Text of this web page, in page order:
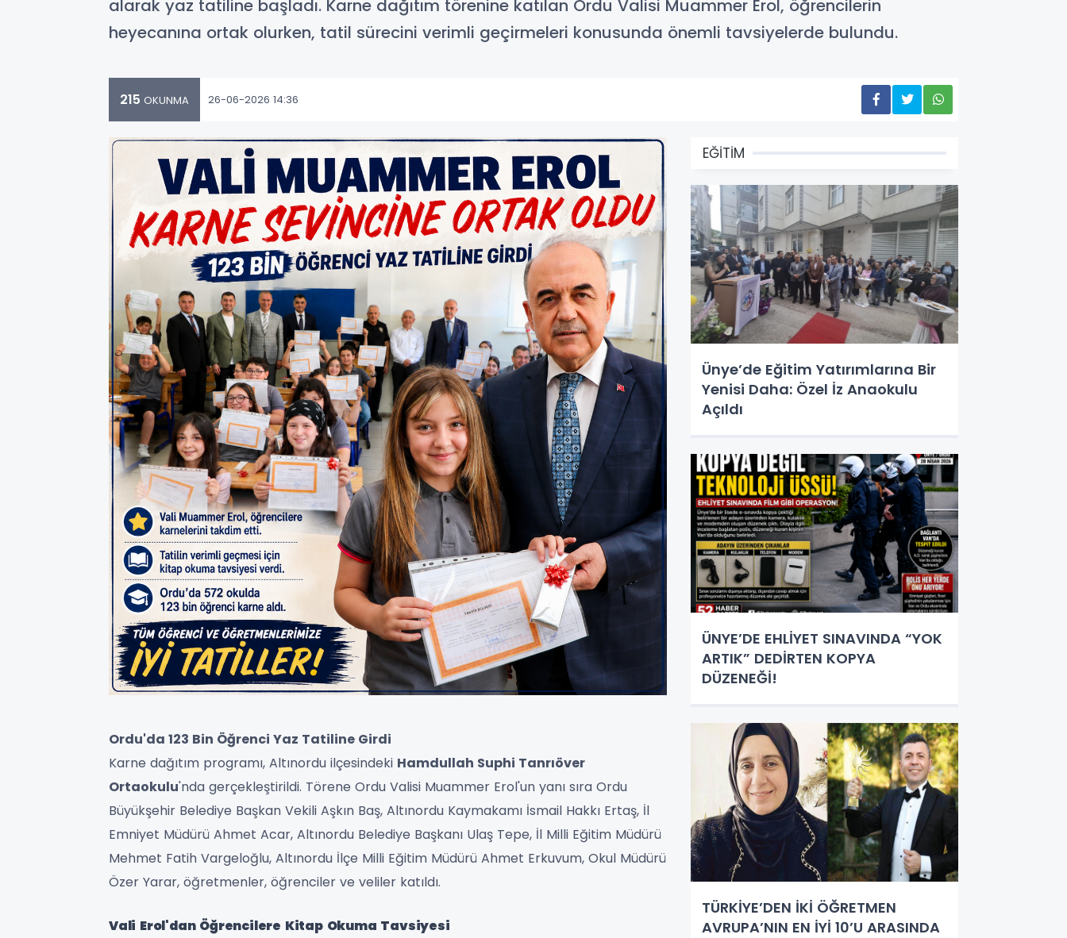
alarak yaz tatiline başladı. Karne dağıtım törenine katılan Ordu Valisi Muammer Erol, öğrencilerin
heyecanına ortak olurken, tatil sürecini verimli geçirmeleri konusunda önemli tavsiyelerde bulundu.
215 OKUNMA 26-06-2026 14:36
Ordu'da 123 Bin Öğrenci Yaz Tatiline Girdi
Karne dağıtım programı, Altınordu ilçesindeki Hamdullah Suphi Tanrıöver
Ortaokulu'nda gerçekleştirildi. Törene Ordu Valisi Muammer Erol'un yanı sıra Ordu
Büyükşehir Belediye Başkan Vekili Aşkın Baş, Altınordu Kaymakamı İsmail Hakkı Ertaş, İl
Emniyet Müdürü Ahmet Acar, Altınordu Belediye Başkanı Ulaş Tepe, İl Milli Eğitim Müdürü
Mehmet Fatih Vargeloğlu, Altınordu İlçe Milli Eğitim Müdürü Ahmet Erkuvum, Okul Müdürü
Özer Yarar, öğretmenler, öğrenciler ve veliler katıldı.
Vali Erol'dan Öğrencilere Kitap Okuma Tavsiyesi
EĞİTİM
Ünye’de Eğitim Yatırımlarına Bir
Yenisi Daha: Özel İz Anaokulu
Açıldı
ÜNYE’DE EHLİYET SINAVINDA “YOK
ARTIK” DEDİRTEN KOPYA
DÜZENEĞİ!
TÜRKİYE’DEN İKİ ÖĞRETMEN
AVRUPA’NIN EN İYİ 10’U ARASINDA